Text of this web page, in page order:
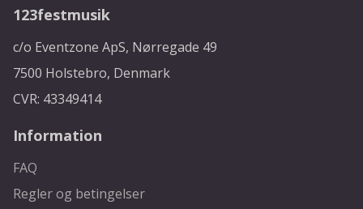
123festmusik
c/o Eventzone ApS, Nørregade 49
7500 Holstebro, Denmark
CVR: 43349414
Information
FAQ
Regler og betingelser